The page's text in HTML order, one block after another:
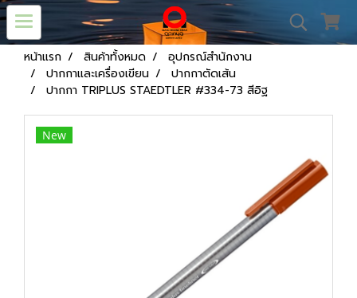
หน้าแรก สินค้าทั้งหมด
อุปกรณ์สำนักงาน
ปากกาและเครื่องเขียน
ปากกาตัดเส้น
ปากกา TRIPLUS STAEDTLER #334-73 สีอิฐ
New